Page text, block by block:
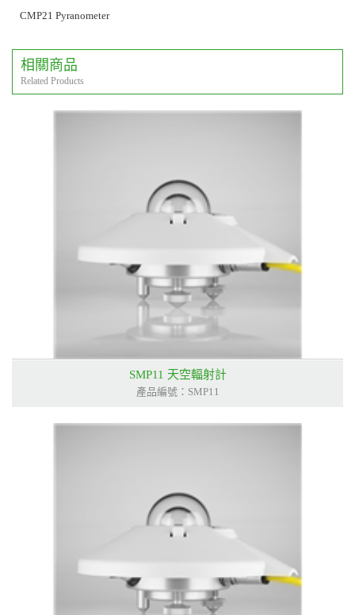
CMP21 Pyranometer
相關商品
Related Products
SMP11 天空輻射計
產品編號：SMP11